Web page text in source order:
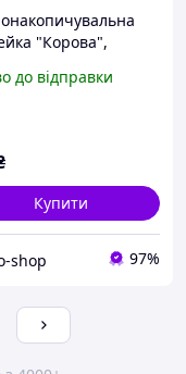
"Корова",
стікера 15*15см
до відправки
Купити
shop 97%